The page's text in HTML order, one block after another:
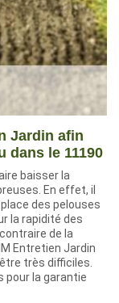
Jardin afin
dans le 11190
baisser la
En effet, il
des pelouses
la rapidité des
de la
Entretien Jardin
très difficiles.
pour la garantie